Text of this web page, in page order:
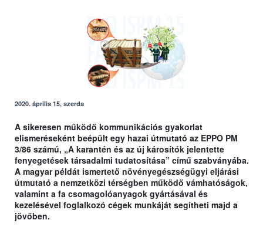
2020. április 15, szerda
A sikeresen működő kommunikációs gyakorlat
elismeréseként beépült egy hazai útmutató az EPPO PM
3/86 számú, „A karantén és az új károsítók jelentette
fenyegetések társadalmi tudatosítása” című szabványába.
A magyar példát ismertető növényegészségügyi eljárási
útmutató a nemzetközi térségben működő vámhatóságok,
valamint a fa csomagolóanyagok gyártásával és
kezelésével foglalkozó cégek munkáját segítheti majd a
jövőben.